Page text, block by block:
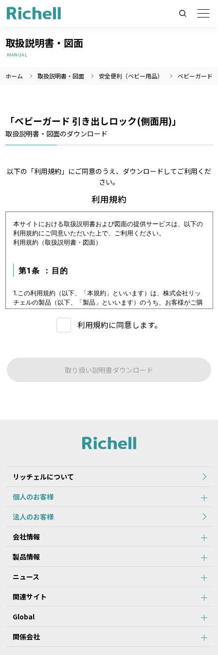
製品情報のみを検索
取扱説明書・図面
MANUAL
ホーム 取扱説明書・図面 安全便利（ベビー用品） ベビーガード
「ベビーガード 引き出しロック(側面用)」
取扱説明書・図面のダウンロード
以下の「利用規約」にご同意のうえ、ダウンロードしてご利用くだ
さい。
利用規約
本サイトにおける取扱説明書および図面の提供サービスは、以下の
利用規約にご同意いただいた上で、ご利用ください。
利用規約（取扱説明書・図面）
第1条 ：目的
1.この利用規約（以下、「本規約」といいます）は、株式会社リッ
チェルの製品（以下、「製品」といいます）のうち、お客様がご購
入いただいた製品または購入を検討中の製品（以下、「当該製品」
といいます。）に関するデータ（以下、「本データ等」といいま
す）の提供サービス（以下「本サービス」といいます）における利
に従い本サービスを利用いただくものとし、本規約に同意いただけ
ない場合には本サービスをご利用いただけないものとします。
本サイトに公開されている本データ等は、原則として製品が発売さ
れた当初のものを掲載しています。
製品本体に同梱されている本データ等の内容と異なる場合がありま
す。
1.本データ等について、当該製品を購入されたお客様以外からのお
問い合わせにはお応えできない場合がありますことをご了承くださ
2.本サービスでは、すべての製品の本データ等を提供しているわけ
当該製品につき本データ等をご提供できない場合がありますので、
3.取扱説明書に記載の安全上のご注意は、本データ等が制作された
4.製品には、取扱説明書を補足するために、取扱説明書以外の印刷
を提供していません。
利用規約に同意します。
取り扱い説明書ダウンロード
リッチェルについて
個人のお客様
法人のお客様
会社情報
製品情報
ニュース
関連サイト
Global
関係会社